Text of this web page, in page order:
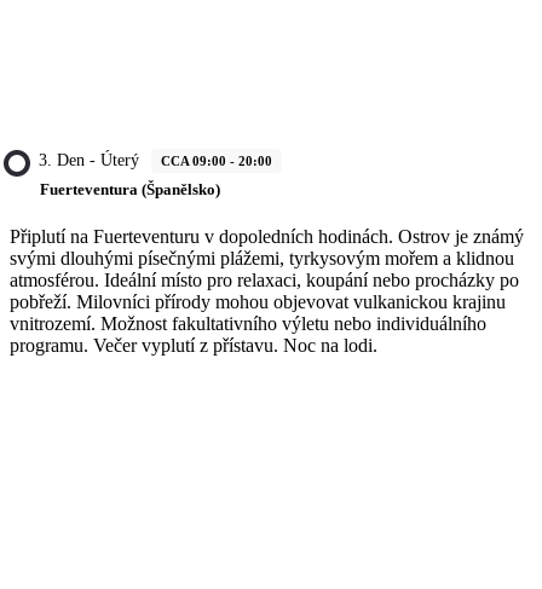
3. Den - Úterý CCA 09:00 - 20:00
Fuerteventura (Španělsko)
Připlutí na Fuerteventuru v dopoledních hodinách. Ostrov je známý
svými dlouhými písečnými plážemi, tyrkysovým mořem a klidnou
atmosférou. Ideální místo pro relaxaci, koupání nebo procházky po
pobřeží. Milovníci přírody mohou objevovat vulkanickou krajinu
vnitrozemí. Možnost fakultativního výletu nebo individuálního
programu. Večer vyplutí z přístavu. Noc na lodi.